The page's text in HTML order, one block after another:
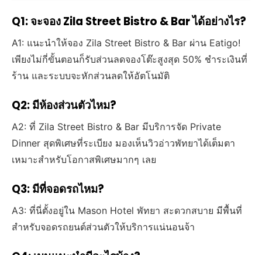
Q1: จะจอง Zila Street Bistro & Bar ได้อย่างไร?
A1: แนะนำให้จอง Zila Street Bistro & Bar ผ่าน Eatigo!
เพียงไม่กี่ขั้นตอนก็รับส่วนลดจองโต๊ะสูงสุด 50% ชำระเงินที่
ร้าน และระบบจะหักส่วนลดให้อัตโนมัติ
Q2: มีห้องส่วนตัวไหม?
A2: ที่ Zila Street Bistro & Bar มีบริการจัด Private
Dinner สุดพิเศษที่ระเบียง มองเห็นวิวอ่าวพัทยาได้เต็มตา
เหมาะสำหรับโอกาสพิเศษมากๆ เลย
Q3: มีที่จอดรถไหม?
A3: ที่นี่ตั้งอยู่ใน Mason Hotel พัทยา สะดวกสบาย มีพื้นที่
สำหรับจอดรถยนต์ส่วนตัวให้บริการแน่นอนจ้า